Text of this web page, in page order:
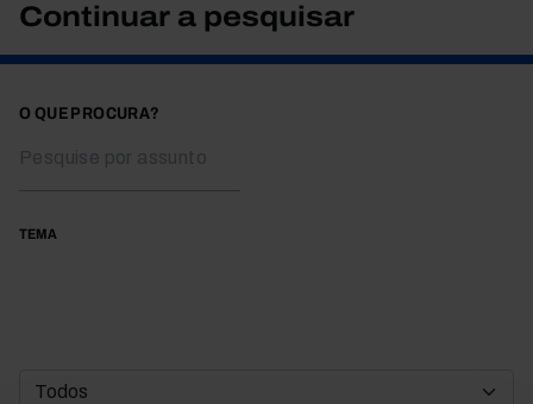
Continuar a pesquisar
O QUE PROCURA?
TEMA